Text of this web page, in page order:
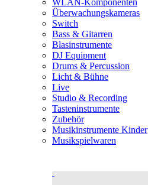
WLAN-Komponenten
Überwachungskameras
Switch
Bass & Gitarren
Blasinstrumente
DJ Equipment
Drums & Percussion
Licht & Bühne
Live
Studio & Recording
Tasteninstrumente
Zubehör
Musikinstrumente Kinder
Musikspielwaren